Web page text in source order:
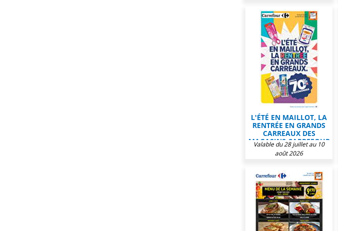
L'ÉTÉ EN MAILLOT, LA
RENTRÉE EN GRANDS
CARREAUX DES
MAGASINS CARREFOUR
Valable du 28 juillet au 10
août 2026